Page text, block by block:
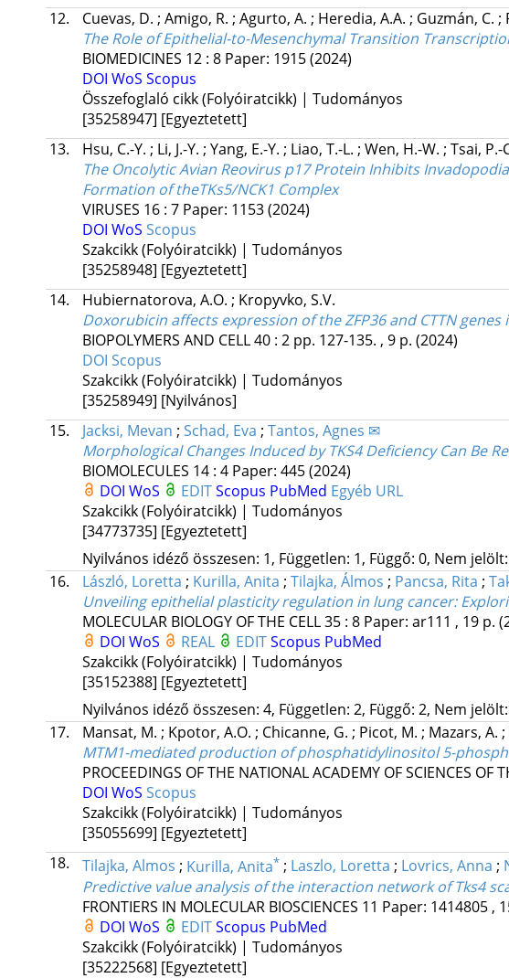
12.
Cuevas, D. ; Amigo, R. ; Agurto, A. ; Heredia, A.A. ; Guzmán, C. ;
The Role of Epithelial-to-Mesenchymal Transition
BIOMEDICINES 12: 8 Paper: 1915(2024)
DOI WoS Scopus
Összefoglaló cikk (Folyóiratcikk) | Tudományos
[35258947] [Egyeztetett]
13.
Hsu, C.-Y. ; Li, J.-Y. ; Yang, E.-Y. ; Liao, T.-L. ; Wen, H.-W. ; Tsai, P.-
The Oncolytic Avian Reovirus p17 Protein Inhibits
Formation of theTKs5/NCK1 Complex
VIRUSES 16: 7 Paper: 1153(2024)
DOI WoS Scopus
Szakcikk (Folyóiratcikk) | Tudományos
[35258948] [Egyeztetett]
14.
Hubiernatorova, A.O. ; Kropyvko, S.V.
Doxorubicin affects expression of the ZFP36 and CTTN genes
BIOPOLYMERS AND CELL40: 2 pp. 127-135. , 9 p. (2024)
DOI Scopus
Szakcikk (Folyóiratcikk) | Tudományos
[35258949] [Nyilvános]
15.
Jacksi, Mevan ; Schad, Eva ; Tantos, Agnes ✉
Morphological Changes Induced by TKS4 Deficiency Can Be
BIOMOLECULES 14: 4 Paper: 445(2024)
DOI WoS EDITScopus PubMed Egyéb URL
Szakcikk (Folyóiratcikk) | Tudományos
[34773735] [Egyeztetett]
Nyilvános idéző összesen: 1, Független: 1, Függő: 0, Nem
16.
László, Loretta ; Kurilla, Anita ; Tilajka, Álmos ; Pancsa, Rita ;
Unveiling epithelial plasticity regulation in lung cancer:
MOLECULAR BIOLOGY OF THE CELL35: 8 Paper: ar111 , 19 p.
DOI WoS REAL EDITScopus PubMed
Szakcikk (Folyóiratcikk) | Tudományos
[35152388] [Egyeztetett]
Nyilvános idéző összesen: 4, Független: 2, Függő: 2, Nem
17.
Mansat, M. ; Kpotor, A.O. ; Chicanne, G. ; Picot, M. ; Mazars, A. ;
MTM1-mediated production of phosphatidylinositol 5-
PROCEEDINGS OF THE NATIONAL ACADEMY OF SCIENCES OF
DOI WoS Scopus
Szakcikk (Folyóiratcikk) | Tudományos
[35055699] [Egyeztetett]
18.
Tilajka, Almos ; Kurilla, Anita* ; Laszlo, Loretta ; Lovrics, Anna ;
Predictive value analysis of the interaction network of Tks4
FRONTIERS IN MOLECULAR BIOSCIENCES 11 Paper: 1414805 ,
DOI WoS EDITScopus PubMed
Szakcikk (Folyóiratcikk) | Tudományos
[35222568] [Egyeztetett]